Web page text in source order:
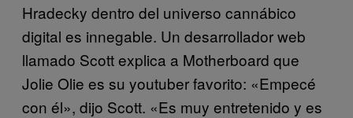
Hradecky dentro del universo cannábico
digital es innegable. Un desarrollador web
llamado Scott explica a Motherboard que
Jolie Olie es su youtuber favorito: «Empecé
con él», dijo Scott. «Es muy entretenido y es